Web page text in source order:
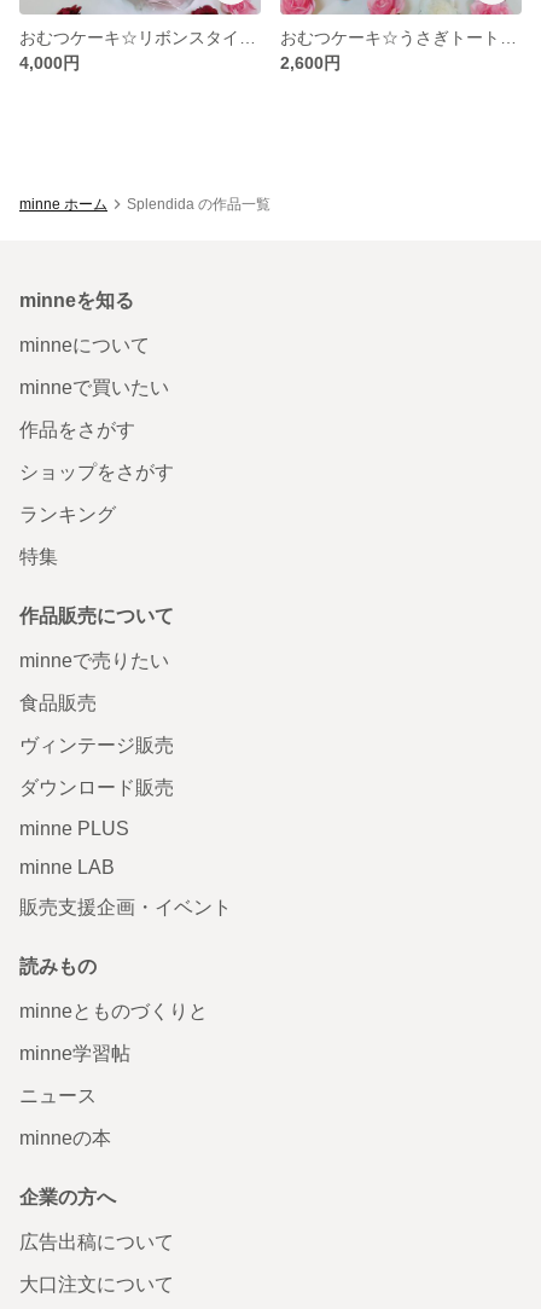
4,000円
2,600円
minne ホーム Splendida の作品一覧
minneを知る
minneについて
minneで買いたい
作品をさがす
ショップをさがす
ランキング
特集
作品販売について
minneで売りたい
食品販売
ヴィンテージ販売
ダウンロード販売
minne PLUS
minne LAB
販売支援企画・イベント
読みもの
minneとものづくりと
minne学習帖
ニュース
minneの本
企業の方へ
広告出稿について
大口注文について